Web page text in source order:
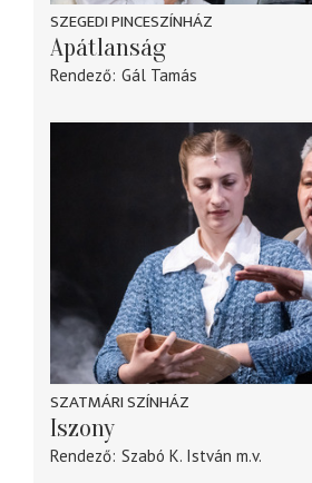
SZEGEDI PINCESZÍNHÁZ
Apátlanság
Rendező Gál Tamás
SZATMÁRI SZÍNHÁZ
Iszony
Rendező Szabó K. István m.v.